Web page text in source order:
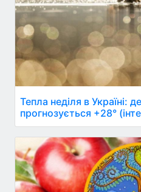
Тепла неділя в Україні:
прогнозується +28°